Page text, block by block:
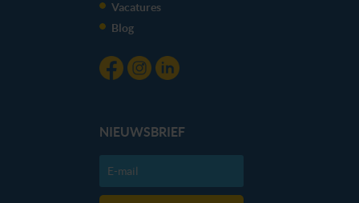
Vacatures
Blog
NIEUWSBRIEF